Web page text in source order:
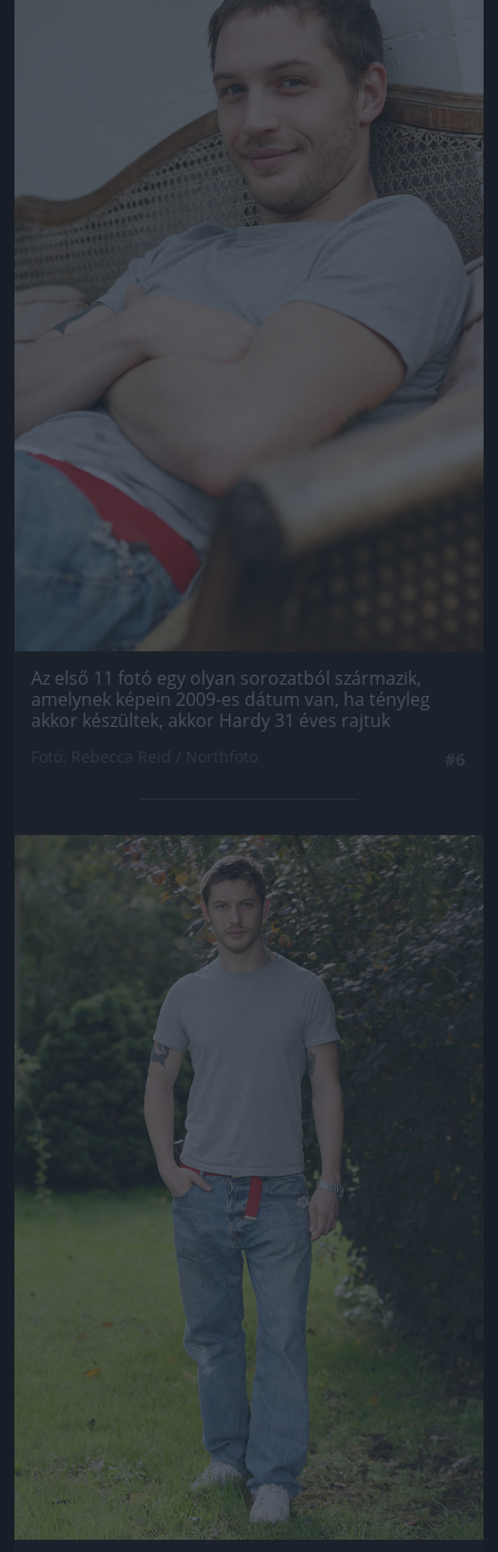
Az első 11 fotó egy olyan sorozatból származik,
amelynek képein 2009-es dátum van, ha tényleg
akkor készültek, akkor Hardy 31 éves rajtuk
Jön még kép!